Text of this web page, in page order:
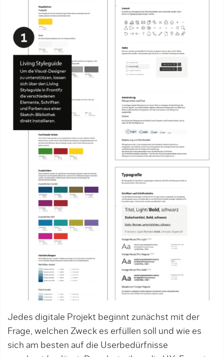
Jedes digitale Projekt beginnt zunächst mit der
Fra­ge, welchen Zweck es erfüllen soll und wie es
sich am besten auf die User­bedürfnisse